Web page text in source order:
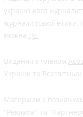
українського
журналістської етики.
можна тут
Видання є членом
України та
Матеріали з
"Реклама" та